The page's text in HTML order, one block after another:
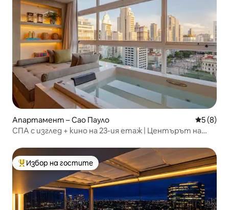
Апартамент – Сао Пауло Средна
5 (8)
СПА с изглед + кино на 23-ия етаж | Центърът на
Най-популярен избор на гостите
Избор на гостите